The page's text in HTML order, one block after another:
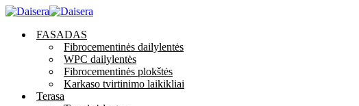
FASADAS
Fibrocementinės dailylentės
WPC dailylentės
Fibrocementinės plokštės
Karkaso tvirtinimo laikikliai
Terasa